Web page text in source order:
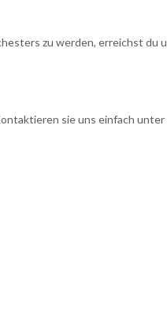
zu werden, erreichst du
sie uns einfach unter